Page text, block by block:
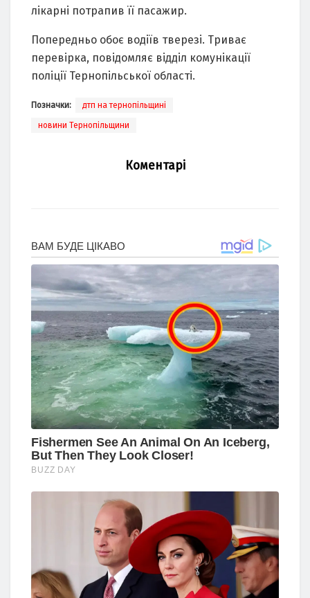
лікарні потрапив її пасажир.
Попередньо обоє водіїв тверезі. Триває
перевірка, повідомляє відділ комунікації
поліції Тернопільської області.
Позначки: дтп на тернопільщині
новини Тернопільщини
Коментарі